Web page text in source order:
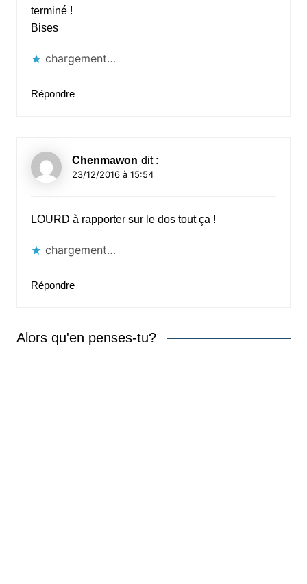
terminé !
Bises
chargement…
Répondre
Chenmawon dit :
23/12/2016 à 15:54
LOURD à rapporter sur le dos tout ça !
chargement…
Répondre
Alors qu'en penses-tu?